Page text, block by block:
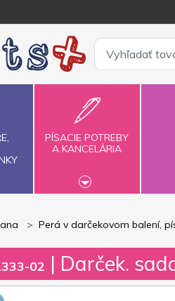
PÍSACIE POTREBY
A KANCELÁRIA
Perá v darčekovom balení,
02 | Darček.